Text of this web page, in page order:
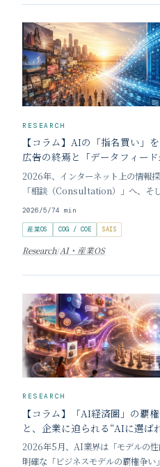
RESEARCH
【コラム】AIの「指名買い」
広告の終焉と「データフィー
衝撃〜
2026年、インターネット上の情報
「相談（Consultation）」へ、そ
（Delegation）」へと急速に移行
にCPC型の広告モデルを本格導入し
動の上に巨大な経済圏を築く
2026/5/74 min
産業OS COG / COE SAIS
Research/AI・産業OS
RESEARCH
【コラム】「AI経済圏」の覇
と、企業に迫られる“AIに選ば
2026年5月、AI業界は「モデルの性
明確な「ビジネスモデルの覇権争